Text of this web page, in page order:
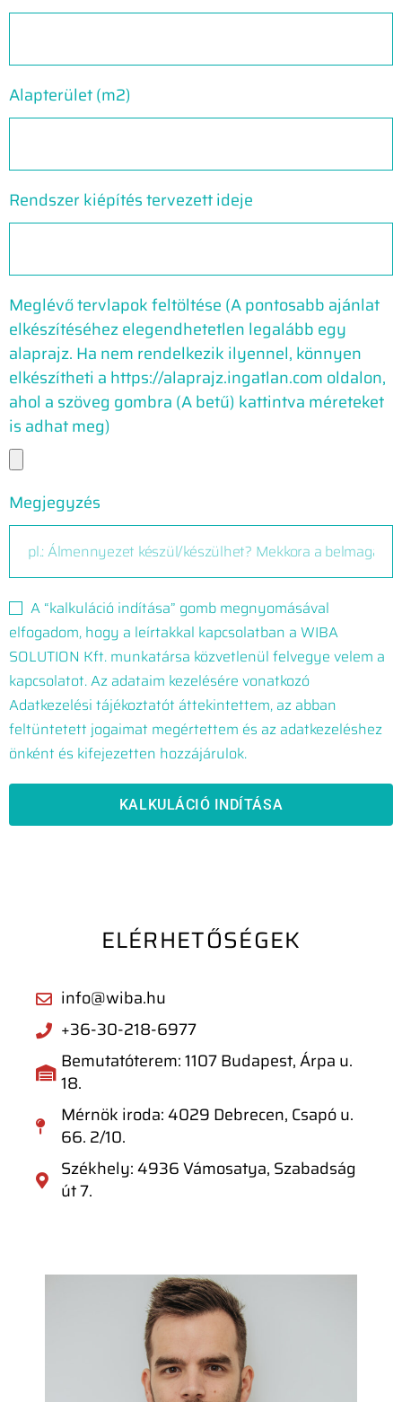
Alapterület (m2)
Rendszer kiépítés tervezett ideje
Meglévő tervlapok feltöltése (A pontosabb ajánlat
elkészítéséhez elegendhetetlen legalább egy
alaprajz. Ha nem rendelkezik ilyennel, könnyen
elkészítheti a https://alaprajz.ingatlan.com oldalon,
ahol a szöveg gombra (A betű) kattintva méreteket
is adhat meg)
Megjegyzés
A “kalkuláció indítása” gomb megnyomásával
elfogadom, hogy a leírtakkal kapcsolatban a WIBA
SOLUTION Kft. munkatársa közvetlenül felvegye velem a
kapcsolatot. Az adataim kezelésére vonatkozó
Adatkezelési tájékoztatót áttekintettem, az abban
feltüntetett jogaimat megértettem és az adatkezeléshez
önként és kifejezetten hozzájárulok.
KALKULÁCIÓ INDÍTÁSA
ELÉRHETŐSÉGEK
info@wiba.hu
+36-30-218-6977
Bemutatóterem: 1107 Budapest, Árpa u.
18.
Mérnök iroda: 4029 Debrecen, Csapó u.
66. 2/10.
Székhely: 4936 Vámosatya, Szabadság
út 7.